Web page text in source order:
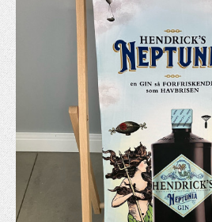
PVC Forex (8)
Dibond (2)
Plexiglass (2)
ACCESSOIRES
Lests (3)
Eclairage (2)